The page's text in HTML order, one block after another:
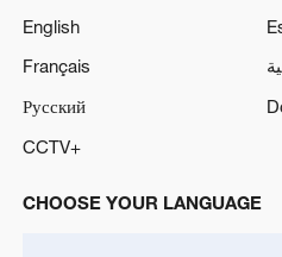
English
Français
Русский
CCTV+
CHOOSE YOUR LANGUAGE